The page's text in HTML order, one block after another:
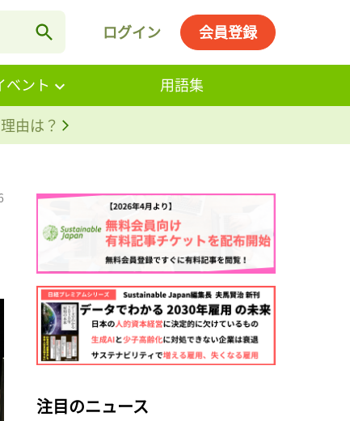
ログイン 会員登録
ベント
用語集
由は？
注目のニュース